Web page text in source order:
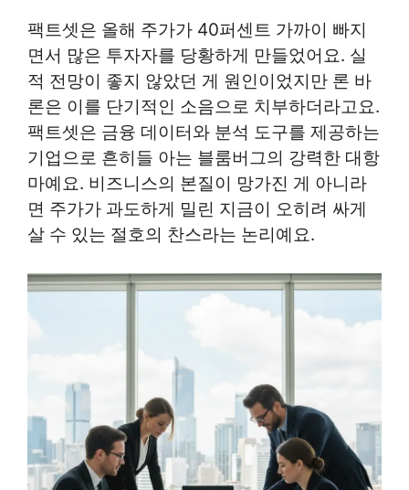
팩트셋은 올해 주가가 40퍼센트 가까이 빠지
면서 많은 투자자를 당황하게 만들었어요. 실
적 전망이 좋지 않았던 게 원인이었지만 론 바
론은 이를 단기적인 소음으로 치부하더라고요.
팩트셋은 금융 데이터와 분석 도구를 제공하는
기업으로 흔히들 아는 블룸버그의 강력한 대항
마예요. 비즈니스의 본질이 망가진 게 아니라
면 주가가 과도하게 밀린 지금이 오히려 싸게
살 수 있는 절호의 찬스라는 논리예요.